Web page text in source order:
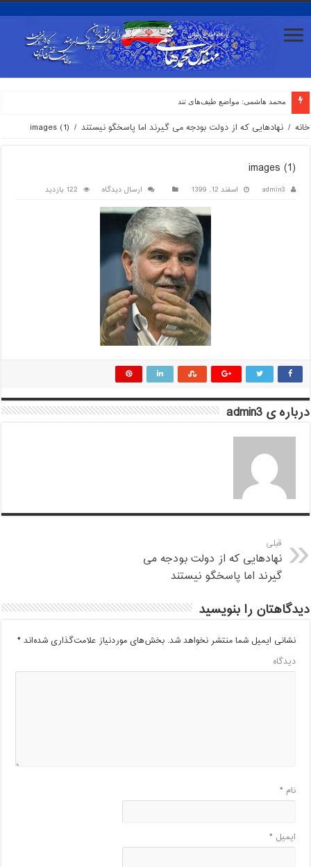
محمد هاشمی: مواضع طیف‌های تندرو بعضا با
خانه / نهادهایی که از دولت بودجه می گیرند اما پاسخگو نیستند /
images (1)
images (1)
admin3 اسفند 12, 1399 ارسال دیدگاه 122 بازدید
درباره ی admin3
قبلی
نهادهایی که از دولت بودجه می
گیرند اما پاسخگو نیستند
دیدگاهتان را بنویسید
نشانی ایمیل شما منتشر نخواهد شد. بخش‌های موردنیاز علامت‌گذاری شده‌اند*
دیدگاه
نام *
ایمیل *